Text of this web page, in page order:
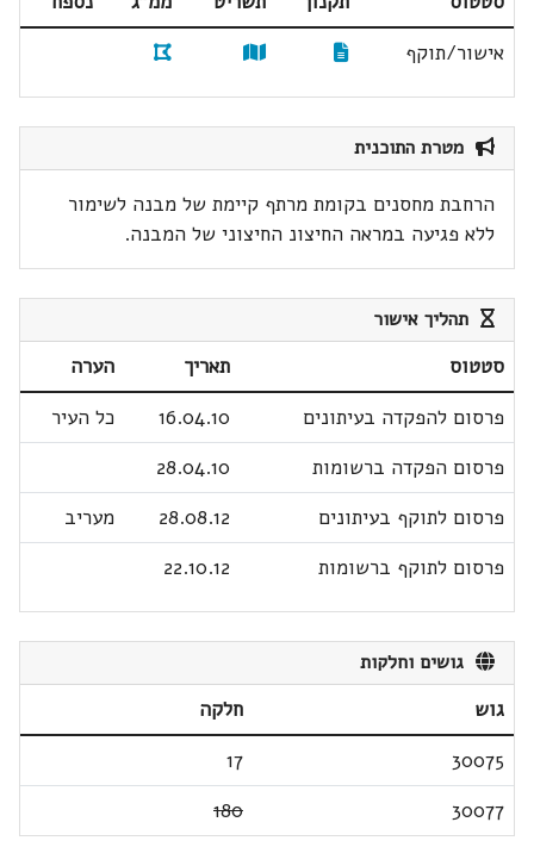
אישור/תוקף
מטרת התוכנית
הרחבת מחסנים בקומת מרתף קיימת של מבנה לשימור
ללא פגיעה במראה החיצונ החיצוני של המבנה.
תהליך אישור
סטטוס תאריך
הערה
פרסום להפקדה בעיתונים
16.04.10
כל העיר
פרסום הפקדה ברשומות
28.04.10
פרסום לתוקף בעיתונים
28.08.12
מעריב
פרסום לתוקף ברשומות
22.10.12
גושים וחלקות
גוש
חלקה
30075
17
30077
180